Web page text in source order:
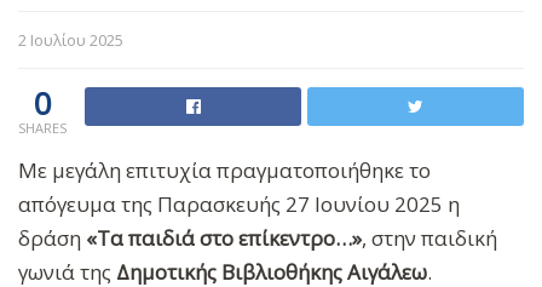
2 Ιουλίου 2025
0
SHARES
Με μεγάλη επιτυχία πραγματοποιήθηκε το
απόγευμα της Παρασκευής 27 Ιουνίου 2025 η
δράση «Τα παιδιά στο επίκεντρο…», στην παιδική
γωνιά της Δημοτικής Βιβλιοθήκης Αιγάλεω.